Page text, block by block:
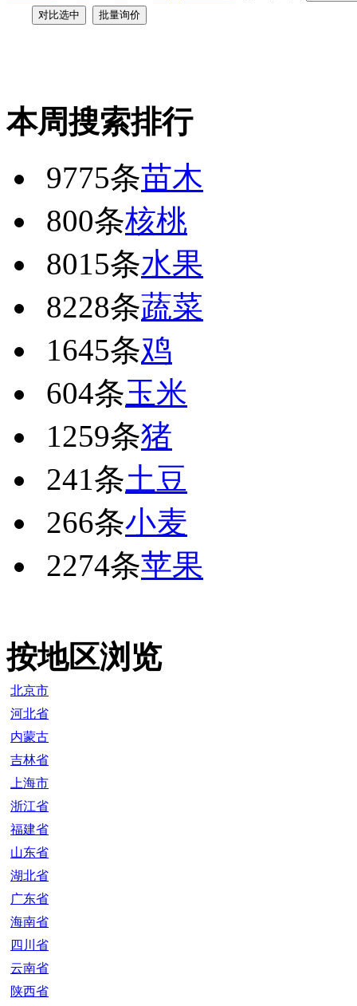
本周搜索排行
9775条苗木
800条核桃
8015条水果
8228条蔬菜
1645条鸡
604条玉米
1259条猪
241条土豆
266条小麦
2274条苹果
按地区浏览
北京市
河北省
内蒙古
吉林省
上海市
浙江省
福建省
山东省
湖北省
广东省
海南省
四川省
云南省
陕西省